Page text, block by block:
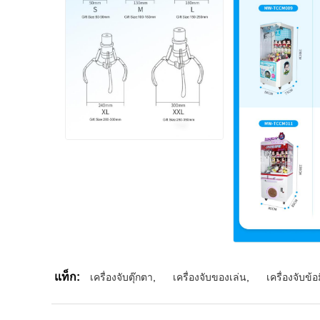
แท็ก: เครื่องจับตุ๊กตา, เครื่องจับของเล่น, เครื่องจับข้